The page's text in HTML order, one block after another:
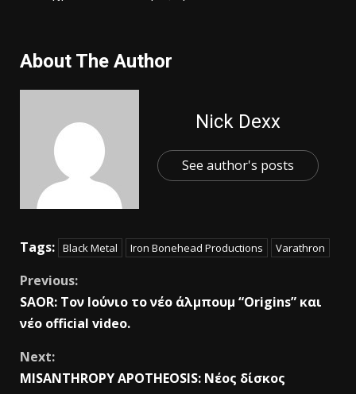
About The Author
Nick Dexx
See author's posts
Tags: Black Metal Iron Bonehead Productions Varathron
Previous:
SAOR: Tον Ιούνιο το νέο άλμπουμ “Origins” και
νέο official video.
Next:
MISANTHROPY APOTHEOSIS: Nέος δίσκος